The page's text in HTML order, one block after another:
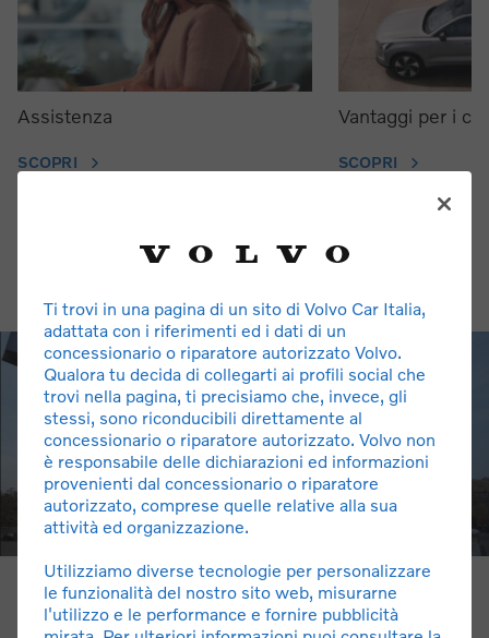
Assistenza
SCOPRI
Vantaggi per i
SCOPRI
Chi Siamo
Ti trovi in una pagina di un sito di Volvo Car Italia,
adattata con i riferimenti ed i dati di un
concessionario o riparatore autorizzato Volvo.
Qualora tu decida di collegarti ai profili social che
trovi nella pagina, ti precisiamo che, invece, gli
stessi, sono riconducibili direttamente al
concessionario o riparatore autorizzato. Volvo non
è responsabile delle dichiarazioni ed informazioni
provenienti dal concessionario o riparatore
autorizzato, comprese quelle relative alla sua
attività ed organizzazione.
Utilizziamo diverse tecnologie per personalizzare
le funzionalità del nostro sito web, misurarne
l'utilizzo e le performance e fornire pubblicità